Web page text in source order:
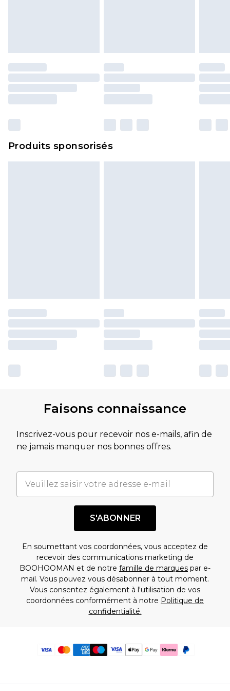
essayées en intérieur. Les articles pour la maison,
y compris le linge de lit, les matelas, les
surmatelas et les oreillers, doivent être inutilisés
n'affecte pas vos droits statutaires.
politique de retour.
Produits sponsorisés
Faisons connaissance
Inscrivez-vous pour recevoir nos e-mails, afin de
ne jamais manquer nos bonnes offres.
S'ABONNER
En soumettant vos coordonnées, vous acceptez de
recevoir des communications marketing de
BOOHOOMAN et de notre famille de marques par e-
mail. Vous pouvez vous désabonner à tout moment.
Vous consentez également à l'utilisation de vos
coordonnées conformément à notre Politique de
confidentialité.